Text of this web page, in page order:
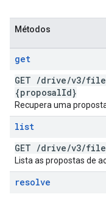
Métodos
get
GET /drive/v3/
{proposalId}
Recupera uma
list
GET /drive/v3/
Lista as propostas de
resolve